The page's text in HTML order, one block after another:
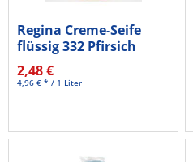
Regina Creme-Seife
flüssig 332 Pfirsich
500ml
2,48 €
4,96 € * / 1 Liter